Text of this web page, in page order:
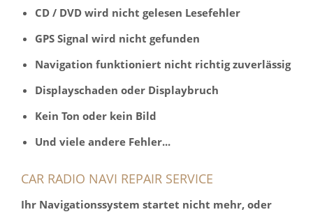
CD / DVD wird nicht gelesen Lesefehler
GPS Signal wird nicht gefunden
Navigation funktioniert nicht richtig zuverlässig
Displayschaden oder Displaybruch
Kein Ton oder kein Bild
Und viele andere Fehler...
CAR RADIO NAVI REPAIR SERVICE
Ihr Navigationssystem startet nicht mehr, oder